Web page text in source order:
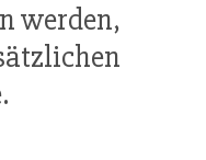
werden,